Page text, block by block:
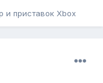
и приставок Xbox